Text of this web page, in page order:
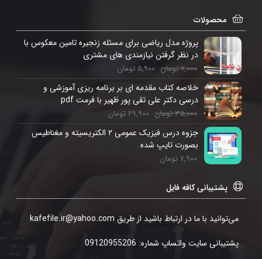
محصولات
پروژه مدل ریاضی برای مسئله زنجیره تامین معکوس با
در نظر گرفتن نیازمندی های مشتری
۷,۰۰۰تومان ۵,۹۰۰ تومان
خلاصه کتاب مقدمه ای بر برنامه ریزی آموزشی و
درسی دکتر علی تقی پور ظهیر با فرمت pdf
۳۵,۰۰۰تومان ۲۹,۹۰۰ تومان
جزوه درس فیزیک عمومی ۲ الکتریسیته و مغناطیس
بصورت تایپ شده
۷,۹۰۰تومان
پشتیبانی کافه فایل
می‌توانید با ما در ارتباط باشید از طریق kafefile.ir@yahoo.com
پشتیبانی سایت واتساپ شماره: 09120955206